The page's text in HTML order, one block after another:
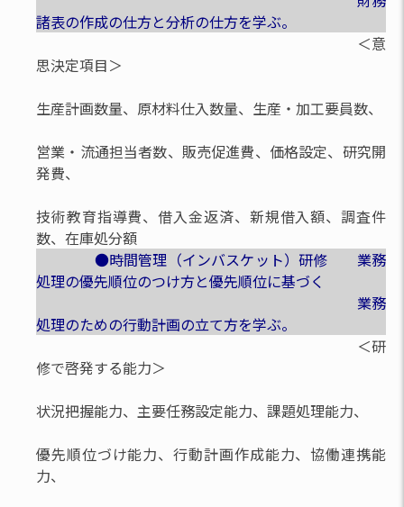
諸表の作成の仕方と分析の仕方を学ぶ。
＜意
思決定項目＞
生産計画数量、原材料仕入数量、生産・加工要員数、
営業・流通担当者数、販売促進費、価格設定、研究開
発費、
技術教育指導費、借入金返済、新規借入額、調査件
数、在庫処分額
●時間管理（インバスケット）研修 業務
処理の優先順位のつけ方と優先順位に基づく
業務
処理のための行動計画の立て方を学ぶ。
＜研
修で啓発する能力＞
状況把握能力、主要任務設定能力、課題処理能力、
優先順位づけ能力、行動計画作成能力、協働連携能
力、